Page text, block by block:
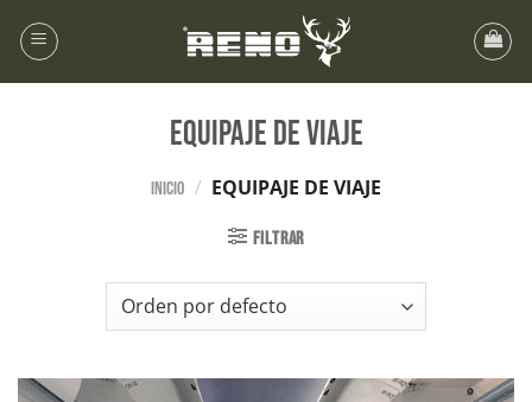
EQUIPAJE DE VIAJE
Inicio / EQUIPAJE DE VIAJE
FILTRAR